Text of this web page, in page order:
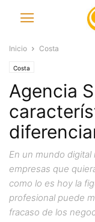
Inicio Costa
Costa
Agencia
En un mundo
empresas que
como lo es hoy la
profesional puede
fracaso de los